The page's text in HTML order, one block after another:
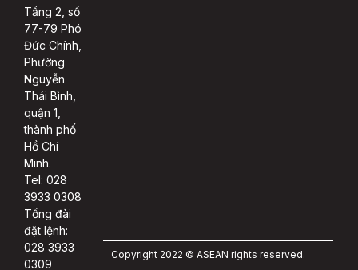
Tầng 2, số
77-79 Phó
Đức Chính,
Phường
Nguyễn
Thái Bình,
quận 1,
thành phố
Hồ Chí
Minh.
Tel: 028
3933 0308
Tổng đài
đặt lệnh:
028 3933
0309
Copyright 2022 © ASEAN rights reserved.